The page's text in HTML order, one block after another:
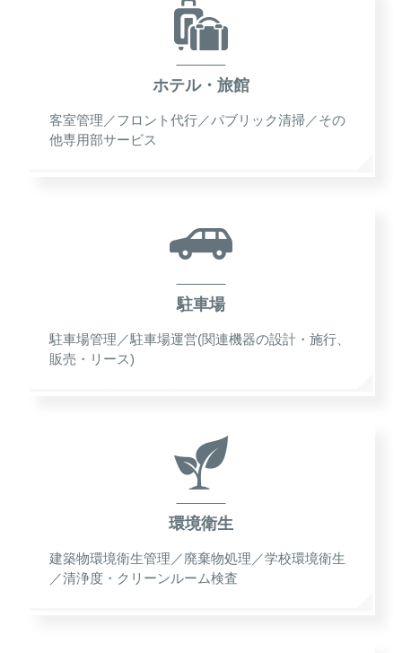
ホテル・旅館
客室管理／フロント代行／パブリック清掃／その
他専用部サービス
駐車場
駐車場管理／駐車場運営(関連機器の設計・施行、
販売・リース)
環境衛生
建築物環境衛生管理／廃棄物処理／学校環境衛生
／清浄度・クリーンルーム検査